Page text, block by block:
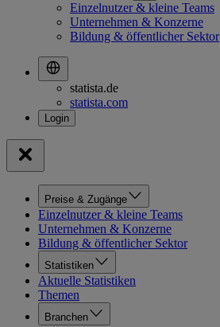
Einzelnutzer & kleine Teams
Unternehmen & Konzerne
Bildung & öffentlicher Sektor
statista.de
statista.com
Preise & Zugänge
Einzelnutzer & kleine Teams
Unternehmen & Konzerne
Bildung & öffentlicher Sektor
Statistiken
Aktuelle Statistiken
Themen
Branchen